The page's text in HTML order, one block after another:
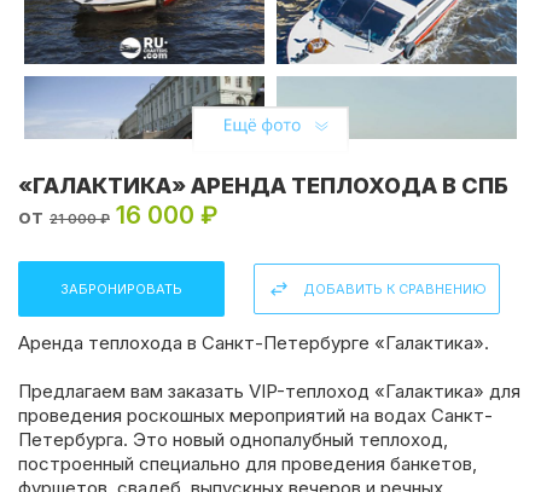
«ГАЛАКТИКА» АРЕНДА ТЕПЛОХОДА В СПБ
от 21 000 ₽ 16 000 ₽
ЗАБРОНИРОВАТЬ ДОБАВИТЬ К СРАВНЕНИЮ
Аренда теплохода в Санкт-Петербурге «Галактика».
Предлагаем вам заказать VIP-теплоход «Галактика» для
проведения роскошных мероприятий на водах Санкт-
Петербурга. Это новый однопалубный теплоход,
построенный специально для проведения банкетов,